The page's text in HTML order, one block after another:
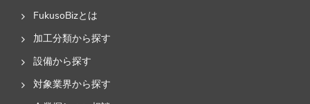
FukusoBizとは
加工分類から探す
設備から探す
対象業界から探す